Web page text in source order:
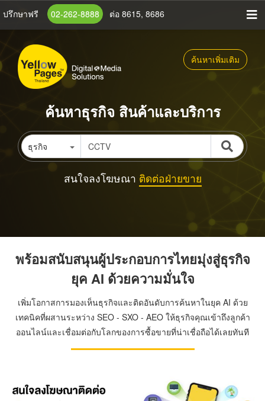
ข้าม
เนื้อหา
หลัก
ปรึกษาฟรี 02-262-8888 ต่อ 8615, 8686
ค้นหาเพิ่มเติม
ค้นหาธุรกิจ สินค้าและบริการ
ธุรกิจ
สนใจลงโฆษณา ติดต่อฝ่ายขาย
พร้อมสนับสนุนผู้ประกอบการไทยมุ่งสู่ธุรกิจ
ยุค AI ด้วยความมั่นใจ
เพิ่มโอกาสการมองเห็นธุรกิจและติดอันดับการค้นหาในยุค AI ด้วย
เทคนิคที่ผสานระหว่าง SEO - SXO - AEO ให้ธุรกิจคุณเข้าถึงลูกค้า
ออนไลน์และเชื่อมต่อกับโลกของการซื้อขายที่น่าเชื่อถือได้เลยทันที